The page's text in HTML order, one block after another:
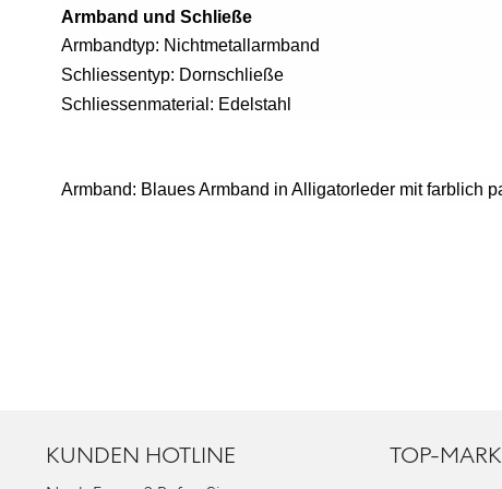
Armband und Schließe
Armbandtyp: Nichtmetallarmband
Schliessentyp: Dornschließe
Schliessenmaterial: Edelstahl
Armband: Blaues Armband in Alligatorleder mit farblich
KUNDEN HOTLINE TOP-